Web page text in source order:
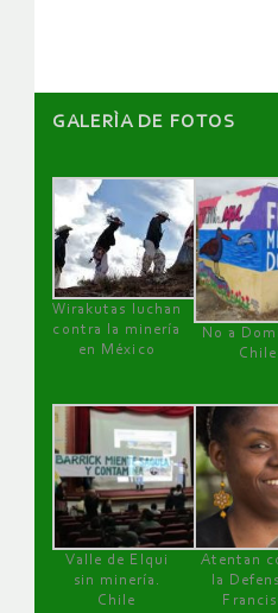
GALERÌA DE FOTOS
Wirakutas luchan
contra la minería
en México
No a
Chile
Valle de Elqui
sin minería.
Chile
Atentan
la